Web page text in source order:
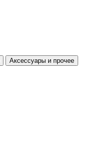
Аксессуары и прочее